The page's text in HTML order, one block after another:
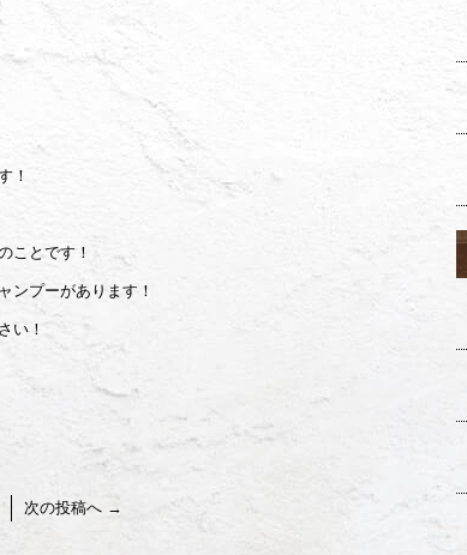
！
ことです！
ンプーがあります！
い！
次の投稿へ →